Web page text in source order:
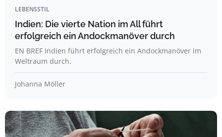
LEBENSSTIL
Indien: Die vierte Nation im All führt
erfolgreich ein Andockmanöver durch
EN BREF Indien führt erfolgreich ein Andockmanöver im
Weltraum durch.
Johanna Möller